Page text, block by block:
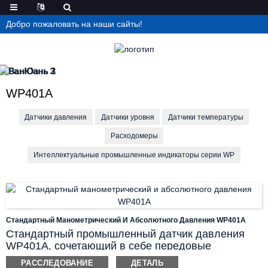
Добро пожаловать на наши сайты!
WP401A
Датчики давления Датчики уровня Датчики температуры
Расходомеры
Интеллектуальные промышленные индикаторы серии WP
Стандартный Манометрический И Абсолютного Давления WP401A
Стандартный промышленный датчик давления
WP401A, сочетающий в себе передовые
импортные сенсорные элементы с твердотельной
РАССЛЕДОВАНИЕ ДЕТАЛЬ